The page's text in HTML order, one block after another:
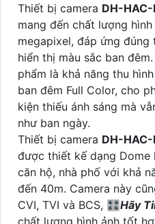
Thiết bị camera DH-
mang đến chất lượng
megapixel, đáp ứng đúng
hiển thị màu sắc ban
phẩm là khả năng thu
ban đêm Full Color, cho
kiện thiếu ánh sáng mà
như ban ngày.
Thiết bị camera DH-
được thiết kế dạng Dome
căn hộ, nhà phố với khả
đến 40m. Camera này
CVI, TVI và BCS, 🎛Hãy
chất lượng hình ảnh tốt